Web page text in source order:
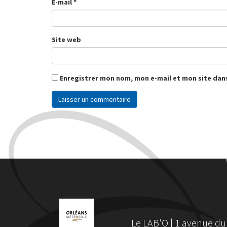
E-mail*
Site web
Enregistrer mon nom, mon e-mail et mon site
Le LAB'O | 1 avenue